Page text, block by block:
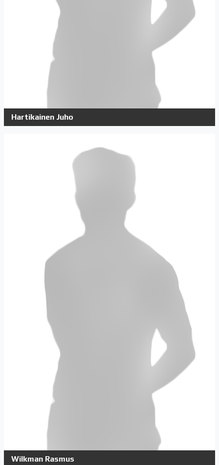
Hartikainen Juho
Wilkman Rasmus